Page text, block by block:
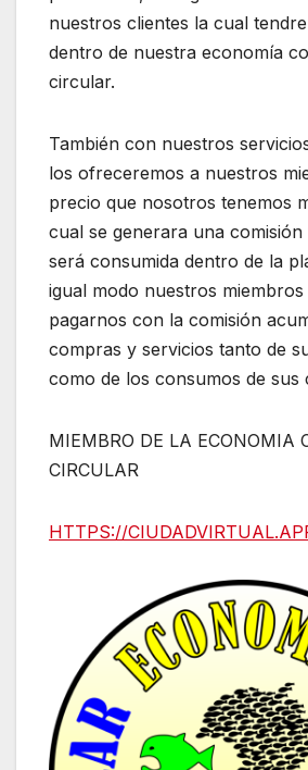
nuestros clientes la cual
dentro de nuestra economía
circular.
También con nuestros
los ofreceremos a nuestros
precio que nosotros tenemos
cual se generara una
será consumida dentro de la
igual modo nuestros
pagarnos con la comisión
compras y servicios tanto de
como de los consumos de sus
MIEMBRO DE LA ECONOMIA
CIRCULAR
HTTPS://